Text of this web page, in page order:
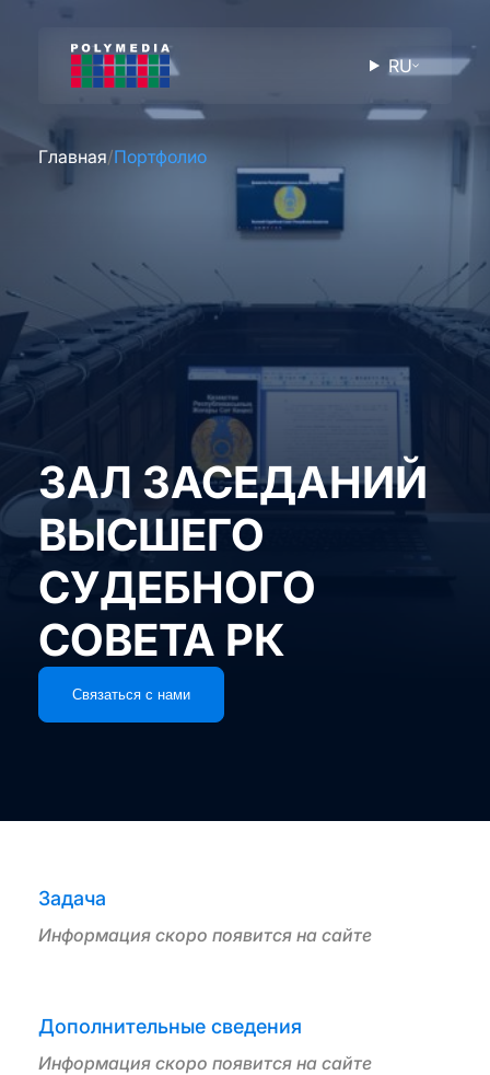
RU
Главная Портфолио
ЗАЛ ЗАСЕДАНИЙ
ВЫСШЕГО
СУДЕБНОГО
СОВЕТА РК
Связаться с нами
Задача
Информация скоро появится на сайте
Дополнительные сведения
Информация скоро появится на сайте